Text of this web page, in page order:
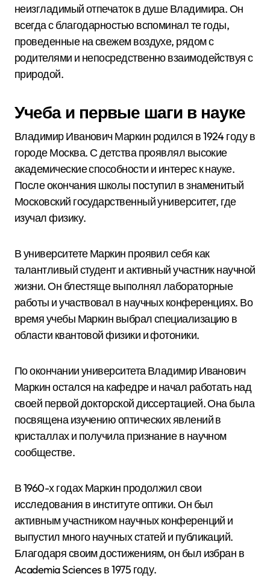
неизгладимый отпечаток в душе Владимира. Он
всегда с благодарностью вспоминал те годы,
проведенные на свежем воздухе, рядом с
родителями и непосредственно взаимодействуя с
природой.
Учеба и первые шаги в науке
Владимир Иванович Маркин родился в 1924 году в
городе Москва. С детства проявлял высокие
академические способности и интерес к науке.
После окончания школы поступил в знаменитый
Московский государственный университет, где
изучал физику.
В университете Маркин проявил себя как
талантливый студент и активный участник научной
жизни. Он блестяще выполнял лабораторные
работы и участвовал в научных конференциях. Во
время учебы Маркин выбрал специализацию в
области квантовой физики и фотоники.
По окончании университета Владимир Иванович
Маркин остался на кафедре и начал работать над
своей первой докторской диссертацией. Она была
посвящена изучению оптических явлений в
кристаллах и получила признание в научном
сообществе.
В 1960-х годах Маркин продолжил свои
исследования в институте оптики. Он был
активным участником научных конференций и
выпустил много научных статей и публикаций.
Благодаря своим достижениям, он был избран в
Academia Sciences в 1975 году.